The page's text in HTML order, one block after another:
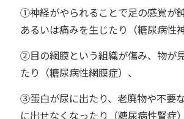
①神経がやられることで足の感覚が
あるいは痛みを生じたり（糖尿病性
②目の網膜という組織が傷み、物が
たり（糖尿病性網膜症）、
③蛋白が尿に出たり、老廃物や不要
に出せなくなったり（糖尿病性腎症